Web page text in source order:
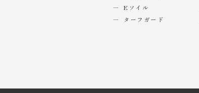
Eソイル
ターフガード